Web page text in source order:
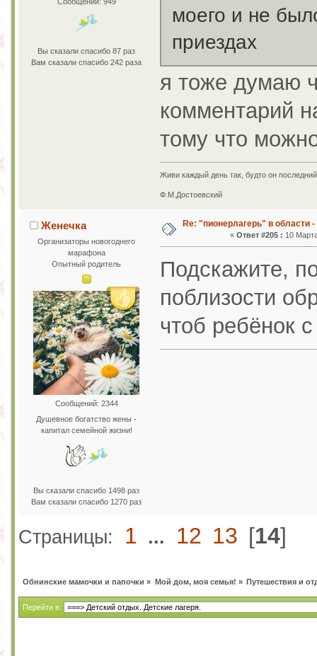
Вы сказали спасибо 87 раз
Вам сказали спасибо 242 раза
моего и не
приездах
я тоже думаю
комментарий
тому что
Живи каждый день так, будто он
Ф.М.Достоевский
Женечка
Организаторы новогоднего
марафона
Опытный родитель
Сообщений: 2344
Душевное богатство жены -
капитал семейной жизни!
Вы сказали спасибо 1498 раз
Вам сказали спасибо 1270 раз
Re: "пионерлагерь" в области -
« Ответ #205 : 10
Подскажите,
поблизости
чтоб ребёнок
Страницы: 1 ... 12 13 [14]
Обнинские мамочки и папочки » Мой дом, моя семья! » Путешествия и
Перейти в: